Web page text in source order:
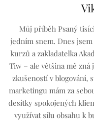
Můj příběh Psaný
jedním snem. Dnes
kurzů a zakladatelka
Tiw – ale většina mě zná
zkušeností v
marketingu mám za
desítky spokojených
využívat sílu obsahu k